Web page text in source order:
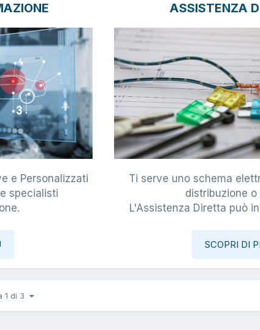
e Personalizzati
specialisti
ASSISTENZA
Ti serve uno schema
distribuzione o
L'Assistenza Diretta può
SCOPRI DI
1 di 3